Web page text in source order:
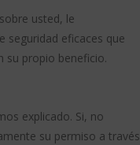
usted, le
seguridad eficaces que
su propio beneficio.
explicado. Si, no
su permiso a través